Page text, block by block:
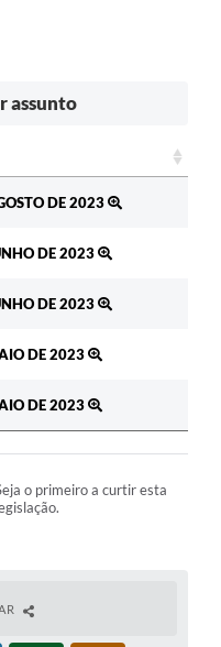
assunto
DE 2023
DE 2023
DE 2023
DE 2023
DE 2023
o primeiro a curtir esta